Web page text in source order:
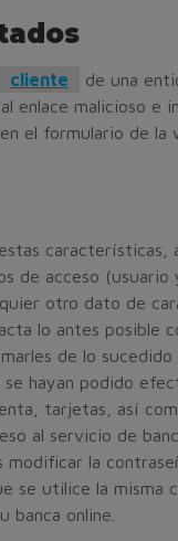
cliente
de una
enlace malicioso e
el formulario de la
características,
de acceso (usuario
otro dato de
lo antes posible
de lo sucedido
se hayan podido
tarjetas, así
al servicio de
modificar la
se utilice la misma
banca online.